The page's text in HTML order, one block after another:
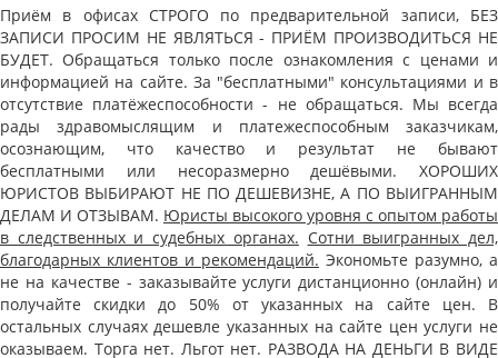
Приём в офисах СТРОГО по предварительной записи, БЕЗ
ЗАПИСИ ПРОСИМ НЕ ЯВЛЯТЬСЯ - ПРИЁМ ПРОИЗВОДИТЬСЯ НЕ
БУДЕТ. Обращаться только после ознакомления с ценами и
информацией на сайте. За "бесплатными" консультациями и в
отсутствие платёжеспособности - не обращаться. Мы всегда
рады здравомыслящим и платежеспособным заказчикам,
осознающим, что качество и результат не бывают
бесплатными или несоразмерно дешёвыми. ХОРОШИХ
ЮРИСТОВ ВЫБИРАЮТ НЕ ПО ДЕШЕВИЗНЕ, А ПО ВЫИГРАННЫМ
ДЕЛАМ И ОТЗЫВАМ. Юристы высокого уровня с опытом работы
в следственных и судебных органах. Сотни выигранных дел,
благодарных клиентов и рекомендаций. Экономьте разумно, а
не на качестве - заказывайте услуги дистанционно (онлайн) и
получайте скидки до 50% от указанных на сайте цен. В
остальных случаях дешевле указанных на сайте цен услуги не
оказываем. Торга нет. Льгот нет. РАЗВОДА НА ДЕНЬГИ В ВИДЕ